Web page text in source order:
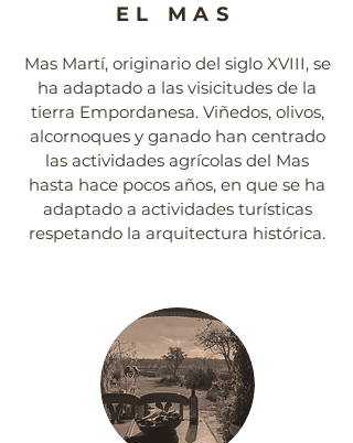
EL MAS
Mas Martí, originario del siglo XVIII, se
ha adaptado a las visicitudes de la
tierra Empordanesa. Viñedos, olivos,
alcornoques y ganado han centrado
las actividades agrícolas del Mas
hasta hace pocos años, en que se ha
adaptado a actividades turísticas
respetando la arquitectura histórica.